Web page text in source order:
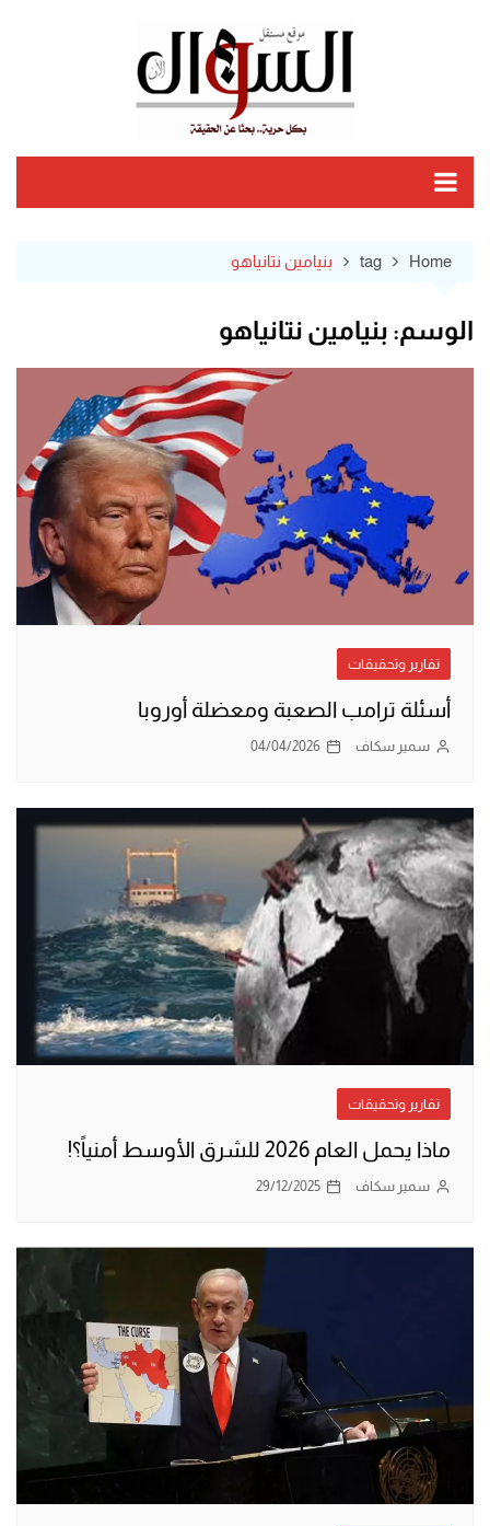
Home
tag بنيامين نتانياهو
الوسم: بنيامين نتانياهو
تقارير وتحقيقات
أسئلة ترامب الصعبة ومعضلة أوروبا
سمير سكاف 04/04/2026
تقارير وتحقيقات
ماذا يحمل العام 2026 للشرق الأوسط أمنياً؟!
سمير سكاف 29/12/2025